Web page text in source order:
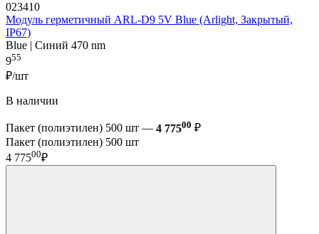
023410
Модуль герметичный ARL-D9 5V Blue (Arlight, Закрытый,
IP67)
Blue | Синий 470 nm
955
₽/шт
В наличии
Пакет (полиэтилен) 500 шт — 4 77500 ₽
Пакет (полиэтилен) 500 шт
4 77500₽